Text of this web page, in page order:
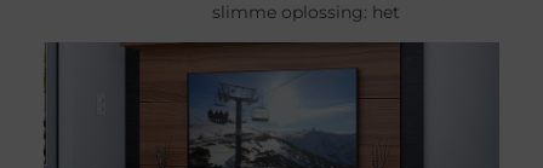
slimme oplossing: het